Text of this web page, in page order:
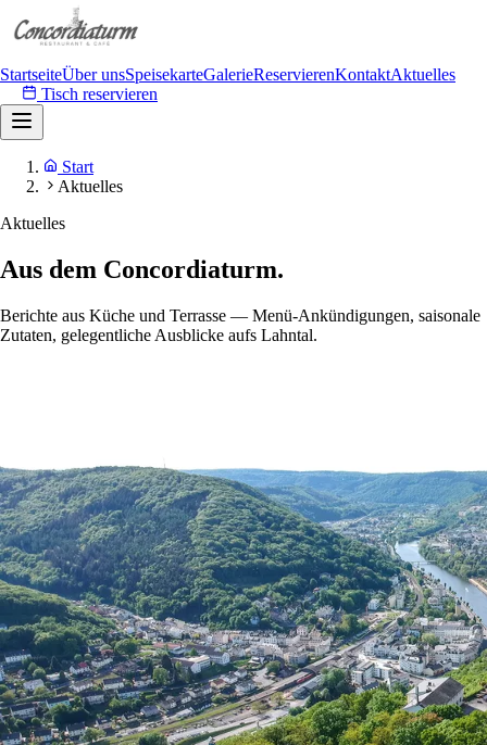
StartseiteÜber unsSpeisekarteGalerieReservierenKontaktAktuelles
Tisch reservieren
Start
Aktuelles
Aktuelles
Aus dem Concordiaturm.
Berichte aus Küche und Terrasse — Menü-Ankündigungen, saisonale
Zutaten, gelegentliche Ausblicke aufs Lahntal.